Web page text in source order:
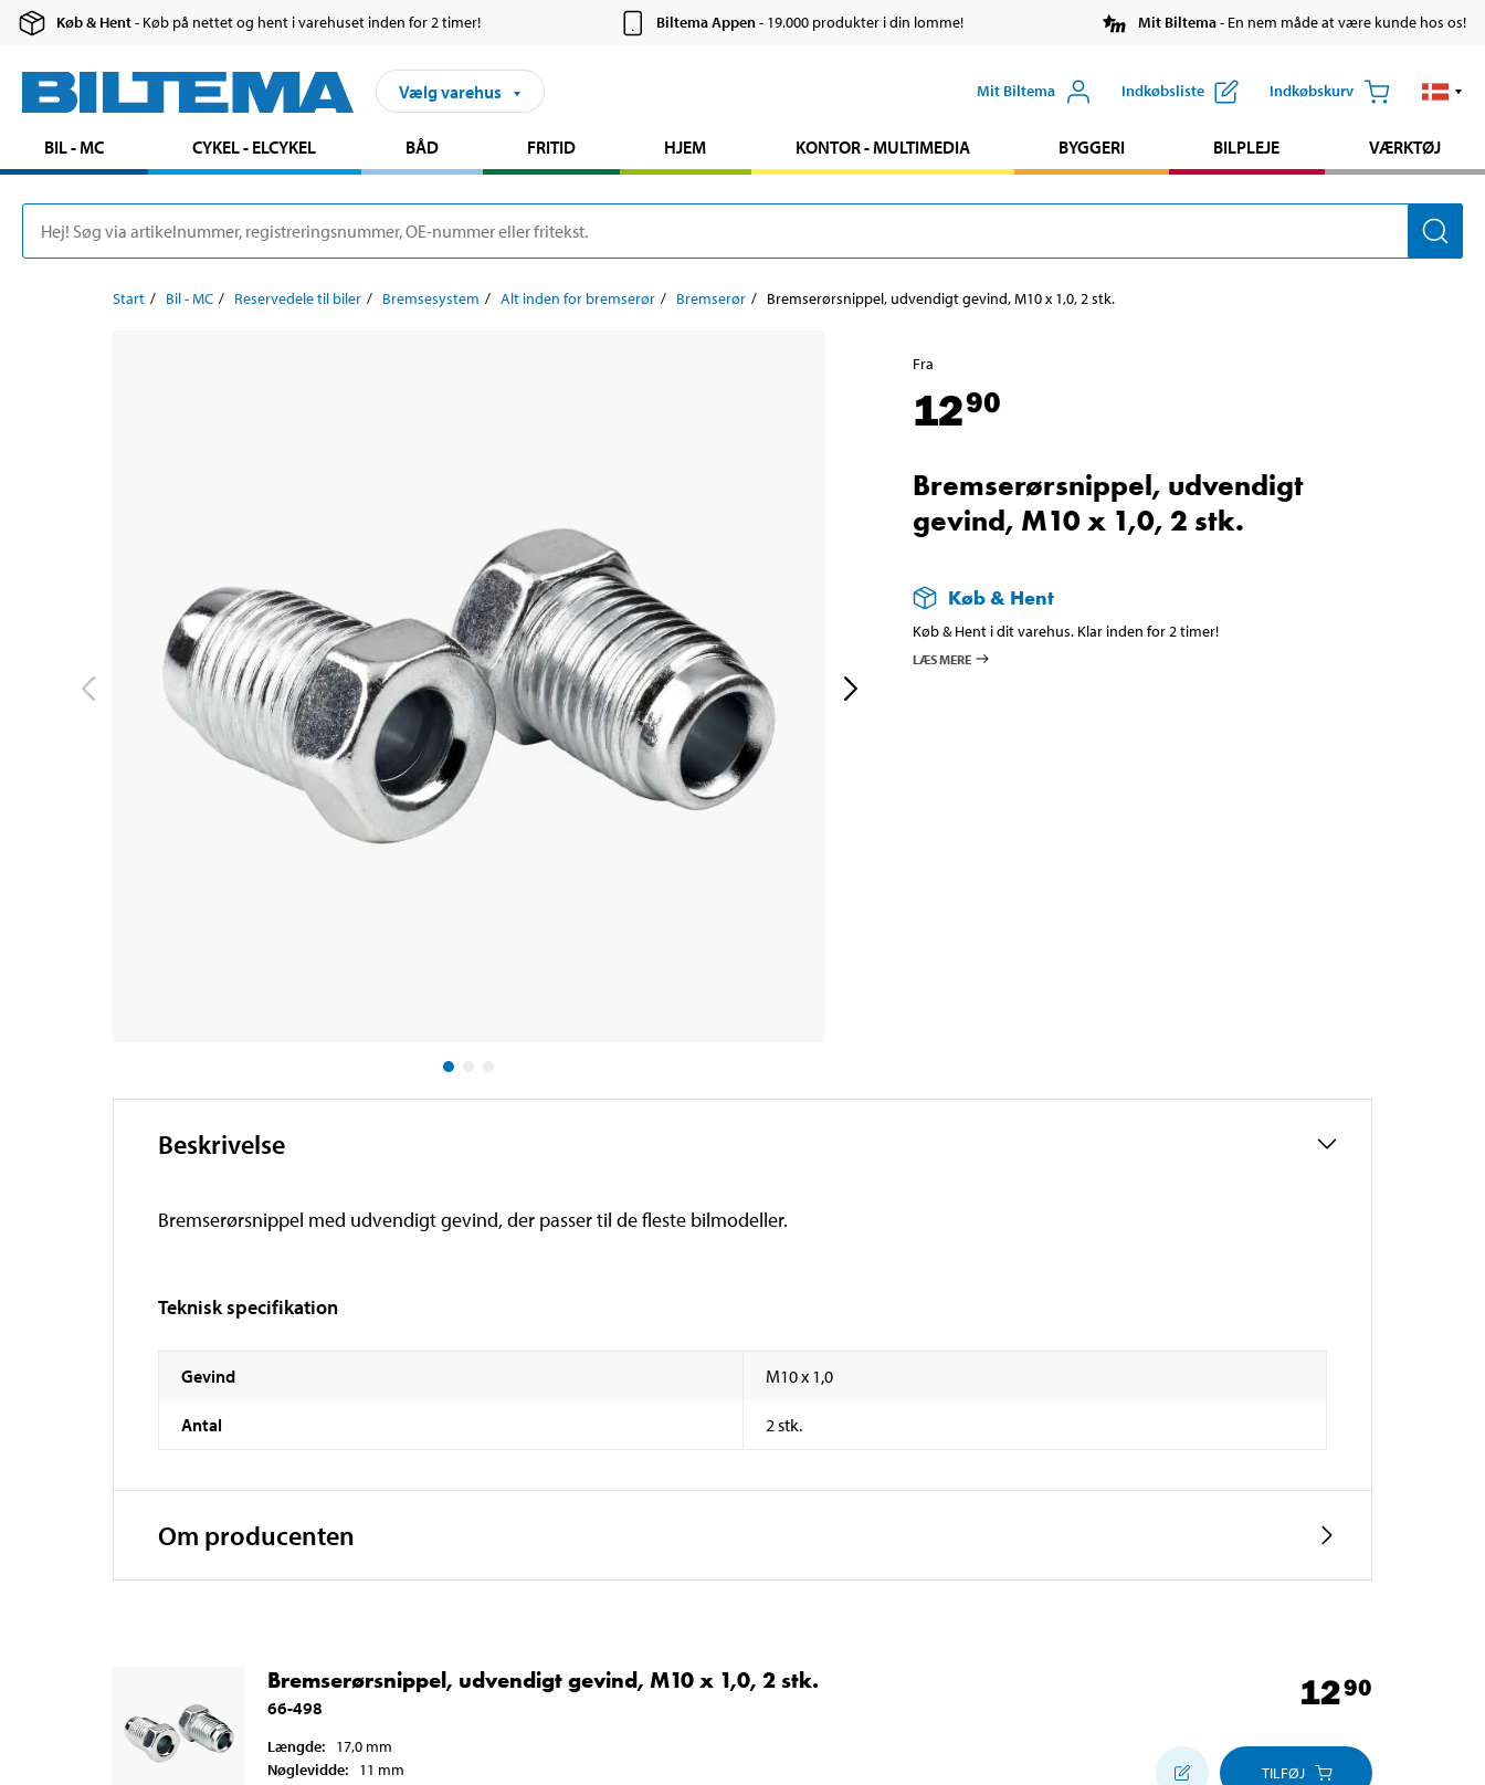
Køb & Hent- Køb på nettet og hent i varehuset inden for 2 timer! Biltema Appen- 19.000 produkter i din lomme! Mit Biltema- En nem måde at være kunde hos os!
Vælg varehus Mit Biltema Indkøbsliste Indkøbskurv
BIL - MC CYKEL - ELCYKEL BÅD FRITID HJEM KONTOR - MULTIMEDIA BYGGERI BILPLEJE VÆRKTØJ
Start Bil - MC Reservedele til biler Bremsesystem Alt inden for bremserør Bremserør Bremserørsnippel, udvendigt gevind, M10 x 1,0, 2 stk.
Fra
1290
Bremserørsnippel, udvendigt
gevind, M10 x 1,0, 2 stk.
Køb & Hent
Køb & Hent i dit varehus. Klar inden for 2 timer!
LÆS MERE
Beskrivelse
Bremserørsnippel med udvendigt gevind, der passer til de fleste bilmodeller.
Teknisk specifikation
Gevind M10 x 1,0
Antal 2 stk.
Om producenten
Bremserørsnippel, udvendigt gevind, M10 x 1,0, 2 stk.
66-498
Længde: 17,0 mm
Nøglevidde: 11 mm
1290
TILFØJ